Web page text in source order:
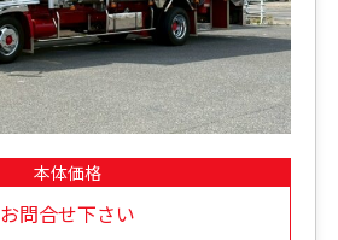
本体価格
お問合せ下さい